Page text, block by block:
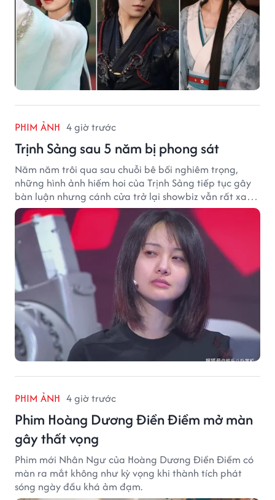
PHIM ẢNH 4 giờ trước
Trịnh Sảng sau 5 năm bị phong sát
Năm năm trôi qua sau chuỗi bê bối nghiêm trọng,
những hình ảnh hiếm hoi của Trịnh Sảng tiếp tục gây
bàn luận nhưng cánh cửa trở lại showbiz vẫn rất xa
vời.
PHIM ẢNH 4 giờ trước
Phim Hoàng Dương Điền Điềm mở màn
gây thất vọng
Phim mới Nhân Ngư của Hoàng Dương Điền Điềm có
màn ra mắt không như kỳ vọng khi thành tích phát
sóng ngày đầu khá ảm đạm.